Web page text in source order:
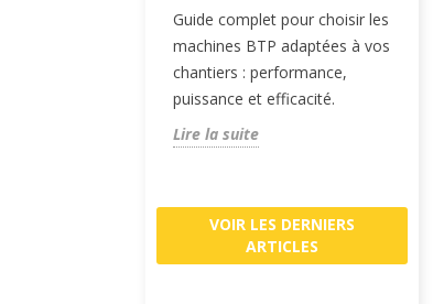
Guide complet pour choisir les
machines BTP adaptées à vos
chantiers : performance,
puissance et efficacité.
Lire la suite
VOIR LES DERNIERS
ARTICLES